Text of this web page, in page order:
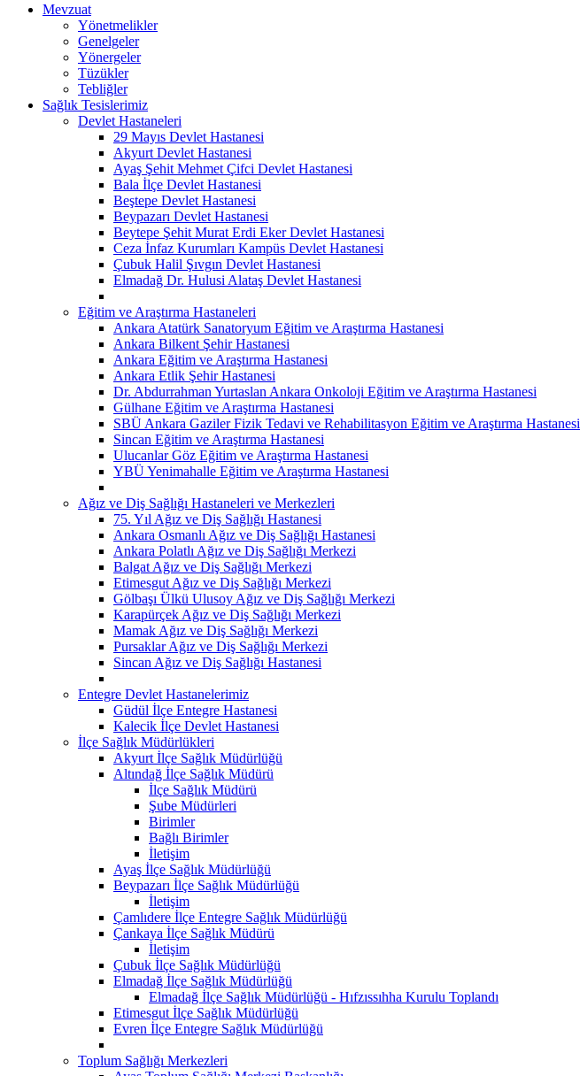
Mevzuat
Yönetmelikler
Genelgeler
Yönergeler
Tüzükler
Tebliğler
Sağlık Tesislerimiz
Devlet Hastaneleri
29 Mayıs Devlet Hastanesi
Akyurt Devlet Hastanesi
Ayaş Şehit Mehmet Çifci Devlet Hastanesi
Bala İlçe Devlet Hastanesi
Beştepe Devlet Hastanesi
Beypazarı Devlet Hastanesi
Beytepe Şehit Murat Erdi Eker Devlet Hastanesi
Ceza İnfaz Kurumları Kampüs Devlet Hastanesi
Çubuk Halil Şıvgın Devlet Hastanesi
Elmadağ Dr. Hulusi Alataş Devlet Hastanesi
Eğitim ve Araştırma Hastaneleri
Ankara Atatürk Sanatoryum Eğitim ve Araştırma Hastanesi
Ankara Bilkent Şehir Hastanesi
Ankara Eğitim ve Araştırma Hastanesi
Ankara Etlik Şehir Hastanesi
Dr. Abdurrahman Yurtaslan Ankara Onkoloji Eğitim ve Araştırma Hastanesi
Gülhane Eğitim ve Araştırma Hastanesi
SBÜ Ankara Gaziler Fizik Tedavi ve Rehabilitasyon Eğitim ve Araştırma Hastanesi
Sincan Eğitim ve Araştırma Hastanesi
Ulucanlar Göz Eğitim ve Araştırma Hastanesi
YBÜ Yenimahalle Eğitim ve Araştırma Hastanesi
Ağız ve Diş Sağlığı Hastaneleri ve Merkezleri
75. Yıl Ağız ve Diş Sağlığı Hastanesi
Ankara Osmanlı Ağız ve Diş Sağlığı Hastanesi
Ankara Polatlı Ağız ve Diş Sağlığı Merkezi
Balgat Ağız ve Diş Sağlığı Merkezi
Etimesgut Ağız ve Diş Sağlığı Merkezi
Gölbaşı Ülkü Ulusoy Ağız ve Diş Sağlığı Merkezi
Karapürçek Ağız ve Diş Sağlığı Merkezi
Mamak Ağız ve Diş Sağlığı Merkezi
Pursaklar Ağız ve Diş Sağlığı Merkezi
Sincan Ağız ve Diş Sağlığı Hastanesi
Entegre Devlet Hastanelerimiz
Güdül İlçe Entegre Hastanesi
Kalecik İlçe Devlet Hastanesi
İlçe Sağlık Müdürlükleri
Akyurt İlçe Sağlık Müdürlüğü
Altındağ İlçe Sağlık Müdürü
İlçe Sağlık Müdürü
Şube Müdürleri
Birimler
Bağlı Birimler
İletişim
Ayaş İlçe Sağlık Müdürlüğü
Beypazarı İlçe Sağlık Müdürlüğü
İletişim
Çamlıdere İlçe Entegre Sağlık Müdürlüğü
Çankaya İlçe Sağlık Müdürü
İletişim
Çubuk İlçe Sağlık Müdürlüğü
Elmadağ İlçe Sağlık Müdürlüğü
Elmadağ İlçe Sağlık Müdürlüğü - Hıfzıssıhha Kurulu Toplandı
Etimesgut İlçe Sağlık Müdürlüğü
Evren İlçe Entegre Sağlık Müdürlüğü
Toplum Sağlığı Merkezleri